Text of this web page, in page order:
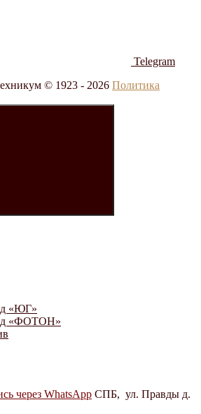
Telegram
© 1923 - 2026 Политика
«ЮГ»
«ФОТОН»
через WhatsApp СПБ, ул. Правды д.